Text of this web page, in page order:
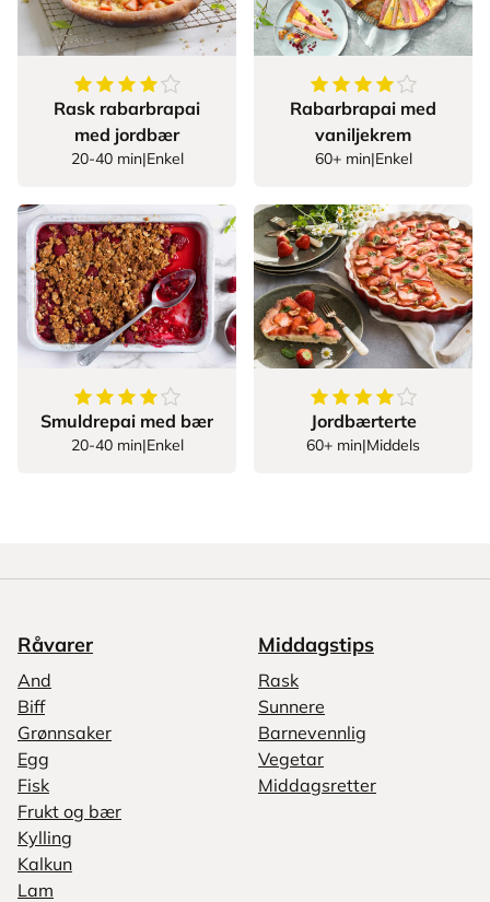
4av5stjerner
Rask rabarbrapai
med jordbær
20-40 min|Enkel
4.2av5 stjerner
Rabarbrapai med
vaniljekrem
60+ min|Enkel
4.555555555555555
stjerner
Smuldrepai med bær
20-40 min|Enkel
4.5av5 stjerner
Jordbærterte
60+ min|Middels
Råvarer
And
Biff
Grønnsaker
Egg
Fisk
Frukt og bær
Kylling
Kalkun
Lam
Middagstips
Rask
Sunnere
Barnevennlig
Vegetar
Middagsretter